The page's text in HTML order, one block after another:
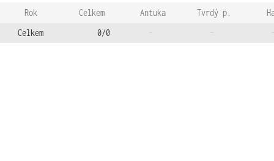
Rok Celkem Antuka Tvrdý p.
Celkem
0/0 - -